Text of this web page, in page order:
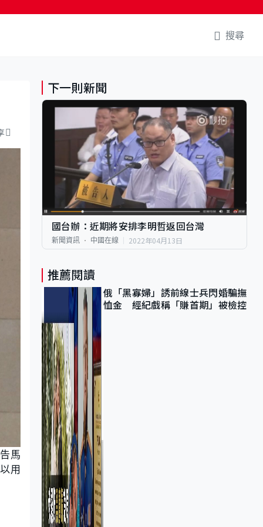
搜尋
馬
用
下一則新聞
國台辦：近期將安排李明哲返回台灣
新聞資訊 中國在線 2022年04月13日
推薦閱讀
俄「黑寡婦」誘前線士兵閃婚騙撫
恤金 經紀戲稱「賺首期」被檢控